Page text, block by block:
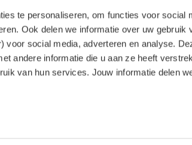
te personaliseren, om functies voor social
Ook delen we informatie over uw gebruik
voor social media, adverteren en analyse.
andere informatie die u aan ze heeft
van hun services. Jouw informatie delen
bij jou in de buurt
Workshops
Zakelijke klant worden